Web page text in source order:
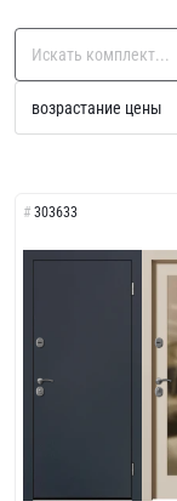
303633